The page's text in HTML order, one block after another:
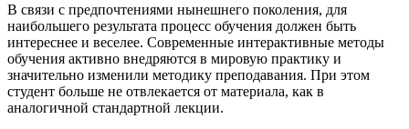
В связи с предпочтениями нынешнего поколения, для
наибольшего результата процесс обучения должен быть
интереснее и веселее. Современные интерактивные методы
обучения активно внедряются в мировую практику и
значительно изменили методику преподавания. При этом
студент больше не отвлекается от материала, как в
аналогичной стандартной лекции.